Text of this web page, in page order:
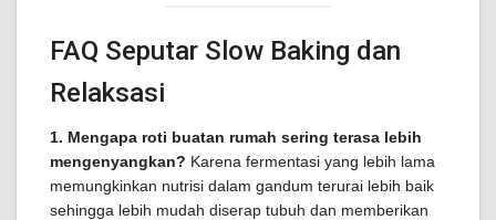
FAQ Seputar Slow Baking dan
Relaksasi
1. Mengapa roti buatan rumah sering terasa lebih
mengenyangkan? Karena fermentasi yang lebih lama
memungkinkan nutrisi dalam gandum terurai lebih baik
sehingga lebih mudah diserap tubuh dan memberikan